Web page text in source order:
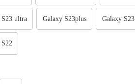
ultra Galaxy S23plus Galaxy S23